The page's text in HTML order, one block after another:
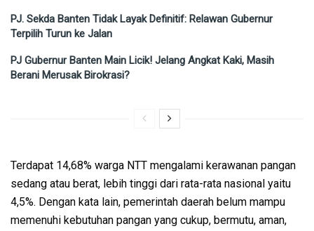
PJ. Sekda Banten Tidak Layak Definitif: Relawan Gubernur
Terpilih Turun ke Jalan
PJ Gubernur Banten Main Licik! Jelang Angkat Kaki, Masih
Berani Merusak Birokrasi?
Terdapat 14,68% warga NTT mengalami kerawanan pangan
sedang atau berat, lebih tinggi dari rata-rata nasional yaitu
4,5%. Dengan kata lain, pemerintah daerah belum mampu
memenuhi kebutuhan pangan yang cukup, bermutu, aman,